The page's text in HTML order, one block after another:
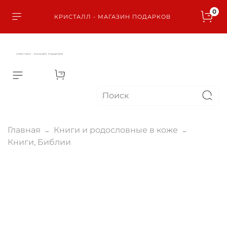
КРИСТАЛЛ - МАГАЗИН ПОДАРКОВ
0
КРИСТАЛЛ - МАГАЗИН ПОДАРКОВ
Главная
Книги и родословные в коже
Книги, Библии